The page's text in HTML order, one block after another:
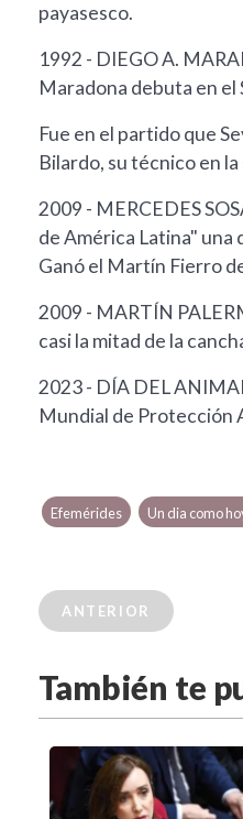
payasesco.
1992 - DIEGO A.
Maradona debuta en el
Fue en el partido que
Bilardo, su técnico en
2009 - MERCEDES
de América Latina" una
Ganó el Martín Fierro
2009 - MARTÍN
casi la mitad de la
2023 - DÍA DEL
Mundial de Protección
Efemérides Un dia como
ANTERIOR
También te